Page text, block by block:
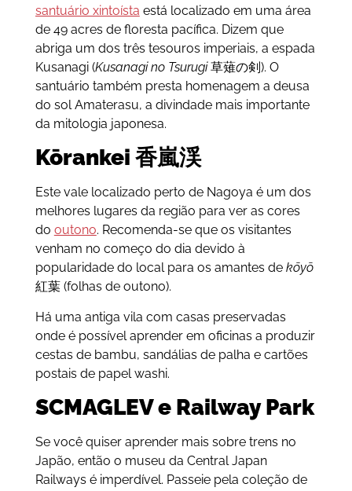
santuário xintoísta está localizado em uma área
de 49 acres de floresta pacífica. Dizem que
abriga um dos três tesouros imperiais, a espada
Kusanagi (Kusanagi no Tsurugi草薙の剣). O
santuário também presta homenagem a deusa
do sol Amaterasu, a divindade mais importante
da mitologia japonesa.
Kōrankei 香嵐渓
Este vale localizado perto de Nagoya é um dos
melhores lugares da região para ver as cores
do outono. Recomenda-se que os visitantes
venham no começo do dia devido à
popularidade do local para os amantes de kōyō
紅葉 (folhas de outono).
Há uma antiga vila com casas preservadas
onde é possível aprender em oficinas a produzir
cestas de bambu, sandálias de palha e cartões
postais de papel washi.
SCMAGLEV e Railway Park
Se você quiser aprender mais sobre trens no
Japão, então o museu da Central Japan
Railways é imperdível. Passeie pela coleção de